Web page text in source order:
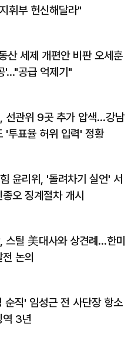
휘부 헌신해달라"
산 세제 개편안 비판 오세훈
'…"공급 억제기"
선관위 9곳 추가 압색…강남
'투표율 허위 입력' 정황
윤리위, '돌려차기 실언' 서
종오 징계절차 개시
스틸 美대사와 상견례…한미
논의
순직' 임성근 전 사단장 항소
역 3년